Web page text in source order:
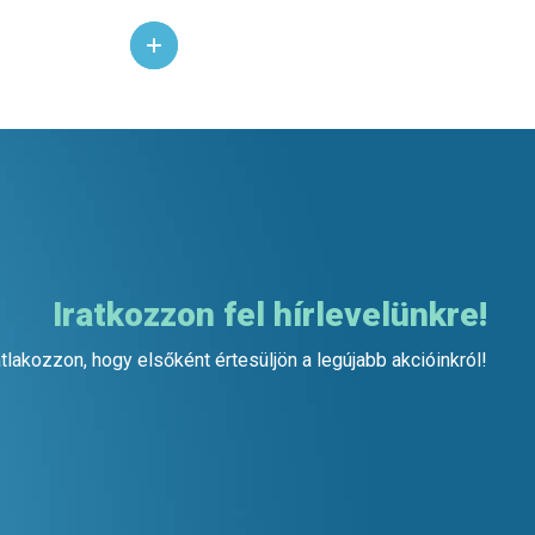
Iratkozzon fel hírlevelünkre!
hogy elsőként értesüljön a legújabb akcióinkról!